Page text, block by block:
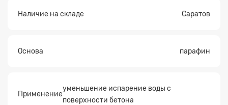
Наличие на складе Саратов
Основа парафин
Применение
уменьшение испарение воды с
поверхности бетона